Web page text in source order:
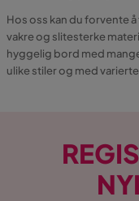
Hos oss kan du forvente
vakre og slitesterke
hyggelig bord med
ulike stiler og med